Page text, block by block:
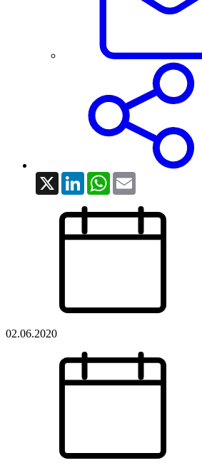
X LinkedInWhatsApp
02.06.2020